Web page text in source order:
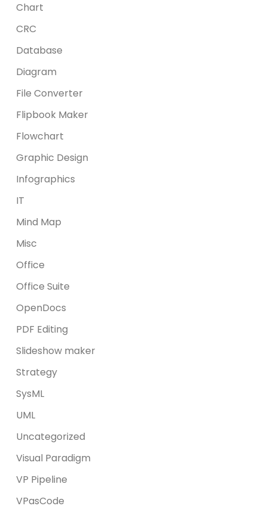
Chart
CRC
Database
Diagram
File Converter
Flipbook Maker
Flowchart
Graphic Design
Infographics
IT
Mind Map
Misc
Office
Office Suite
OpenDocs
PDF Editing
Slideshow maker
Strategy
SysML
UML
Uncategorized
Visual Paradigm
VP Pipeline
VPasCode